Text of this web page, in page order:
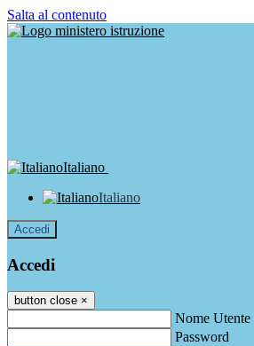
Salta al contenuto
Italiano
Italiano
Accedi
Accedi
button close ×
Nome Utente
Password